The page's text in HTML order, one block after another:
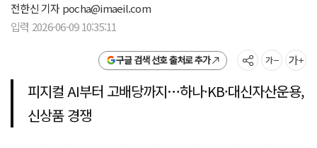
전한신 기자pocha@imaeil.com
입력 2026-06-09 10:35:11
구글 검색 선호 출처로 추가
피지컬 AI부터 고배당까지…하나·KB·대신자산운용,
신상품 경쟁